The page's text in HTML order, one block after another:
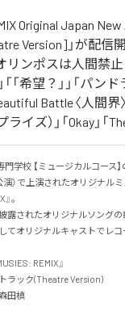
Original Japan
Version]」が配
オリンポスは人間禁
「「希望？」」「パ
Battle〈人間界
ライズ）」「Okay」
学校 【ミュージカルコース】
演）で上演されたオリジナル
。
露されたオリジナルソングの
てオリジナルキャストでレコ
REMIX』
ラック(Theatre Version)
田槙